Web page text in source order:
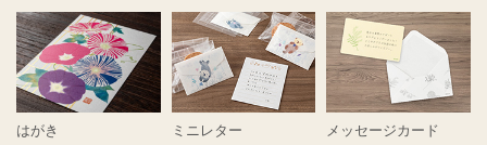
はがき ミニレター メッセージカード